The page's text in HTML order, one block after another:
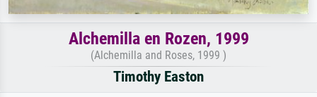
Alchemilla en Rozen, 1999
(Alchemilla and Roses, 1999 )
Timothy Easton